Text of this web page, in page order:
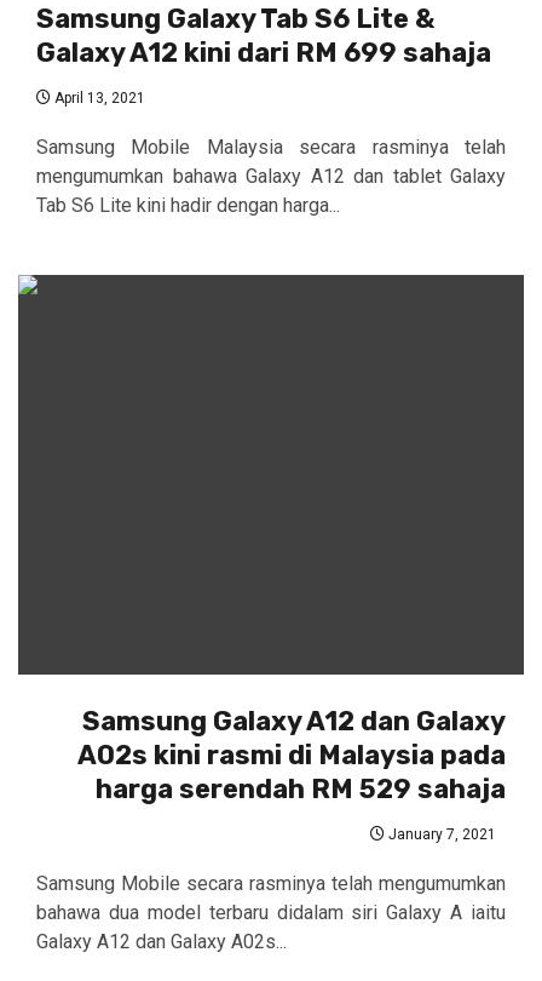
Samsung Galaxy Tab S6 Lite &
Galaxy A12 kini dari RM 699 sahaja
April 13, 2021
Samsung Mobile Malaysia secara rasminya telah
mengumumkan bahawa Galaxy A12 dan tablet Galaxy
Tab S6 Lite kini hadir dengan harga...
Samsung Galaxy A12 dan Galaxy
A02s kini rasmi di Malaysia pada
harga serendah RM 529 sahaja
January 7, 2021
Samsung Mobile secara rasminya telah mengumumkan
bahawa dua model terbaru didalam siri Galaxy A iaitu
Galaxy A12 dan Galaxy A02s...